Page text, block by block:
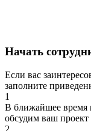
Начать
Если вас
заполните
1
В ближайшее время
обсудим ваш проект